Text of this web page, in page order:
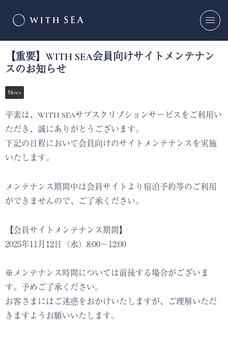
【重要】WITH SEA会員向けサイトメンテナン
スのお知らせ
News
平素は、WITH SEAサブスクリプションサービスをご利用い
ただき、誠にありがとうございます。
下記の日程において会員向けのサイトメンテナンスを実施
いたします。
メンテナンス期間中は会員サイトより宿泊予約等のご利用
ができませんので、ご了承ください。
【会員サイトメンテナンス期間】
2025年11月12日（水）8:00～12:00
※メンテナンス時間については前後する場合がございま
す。予めご了承ください。
お客さまにはご迷惑をおかけいたしますが、ご理解いただ
きますようお願いいたします。